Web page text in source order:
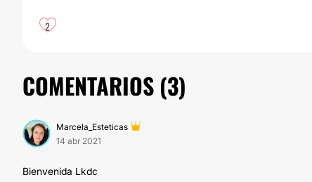
2
COMENTARIOS (3)
Marcela_Esteticas
14 abr 2021
Bienvenida Lkdc